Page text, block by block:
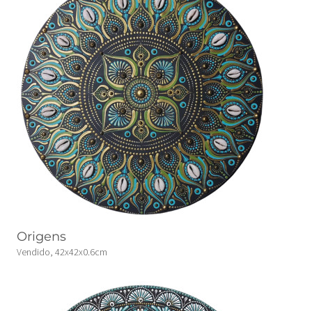
Origens
Vendido, 42x42x0.6cm